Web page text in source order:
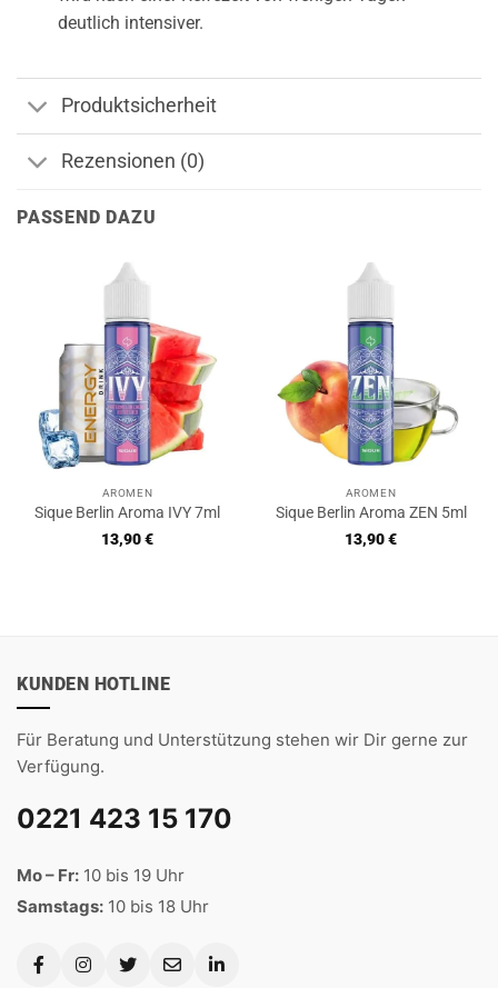
deutlich intensiver.
Produktsicherheit
Rezensionen (0)
PASSEND DAZU
AROMEN
Sique Berlin Aroma IVY 7ml
13,90€
AROMEN
Sique Berlin Aroma ZEN 5ml
13,90€
KUNDEN HOTLINE
Für Beratung und Unterstützung stehen wir Dir gerne zur
Verfügung.
0221 423 15 170
Mo – Fr: 10 bis 19 Uhr
Samstags: 10 bis 18 Uhr